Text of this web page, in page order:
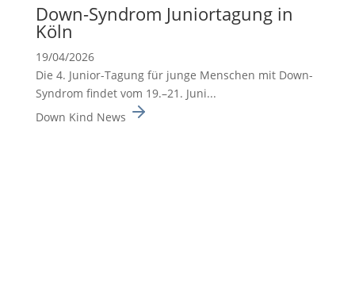
Down-Syndrom Junior­ta­gung in
Köln
19/04/2026
Die 4. Junior-Tagung für junge Menschen mit Down-
Syndrom findet vom 19.–21. Juni...
Down Kind News